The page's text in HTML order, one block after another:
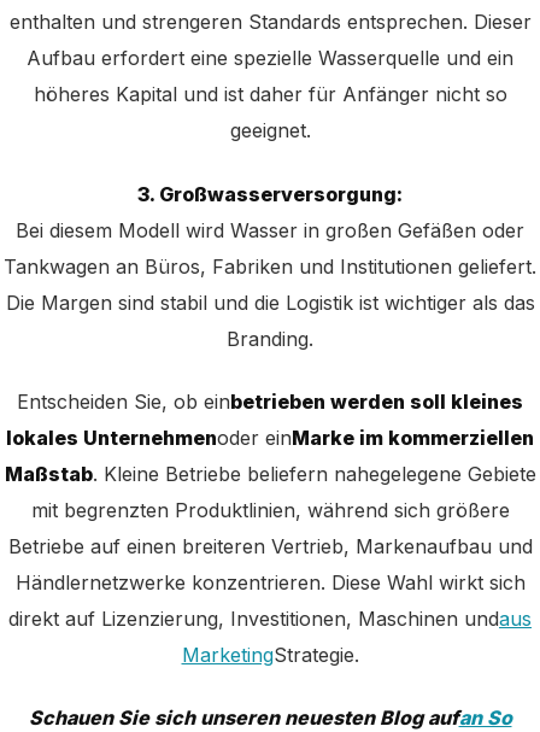
enthalten und strengeren Standards entsprechen. Dieser
Aufbau erfordert eine spezielle Wasserquelle und ein
höheres Kapital und ist daher für Anfänger nicht so
geeignet.
3. Großwasserversorgung:
Bei diesem Modell wird Wasser in großen Gefäßen oder
Tankwagen an Büros, Fabriken und Institutionen geliefert.
Die Margen sind stabil und die Logistik ist wichtiger als das
Branding.
Entscheiden Sie, ob einbetrieben werden soll kleines
lokales Unternehmenoder einMarke im kommerziellen
Maßstab. Kleine Betriebe beliefern nahegelegene Gebiete
mit begrenzten Produktlinien, während sich größere
Betriebe auf einen breiteren Vertrieb, Markenaufbau und
Händlernetzwerke konzentrieren. Diese Wahl wirkt sich
direkt auf Lizenzierung, Investitionen, Maschinen undaus
MarketingStrategie.
Schauen Sie sich unseren neuesten Blog aufan So